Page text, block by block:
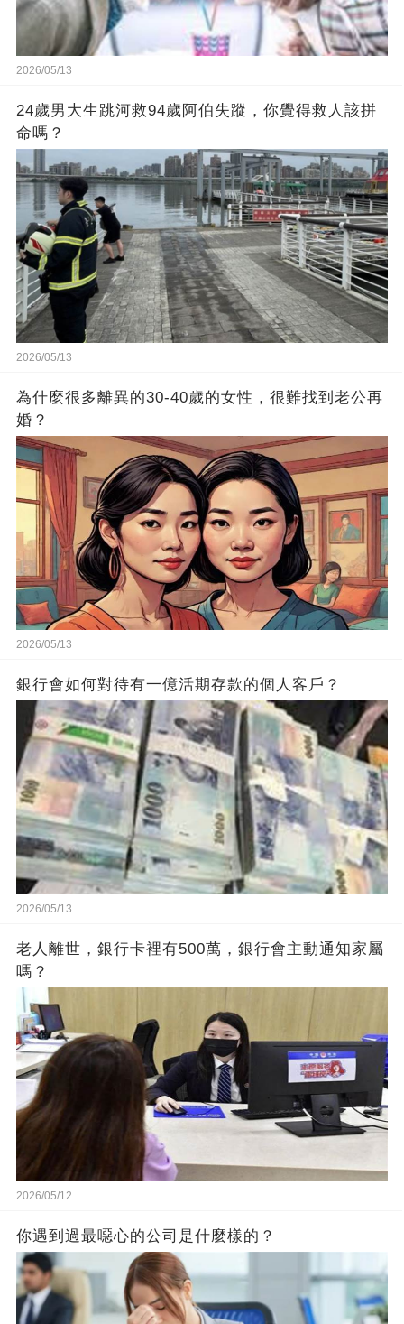
2026/05/13
24歲男大生跳河救94歲阿伯失蹤，你覺得救人該拼
命嗎？
2026/05/13
為什麼很多離異的30-40歲的女性，很難找到老公再
婚？
2026/05/13
銀行會如何對待有一億活期存款的個人客戶？
2026/05/13
老人離世，銀行卡裡有500萬，銀行會主動通知家屬
嗎？
2026/05/12
你遇到過最噁心的公司是什麼樣的？